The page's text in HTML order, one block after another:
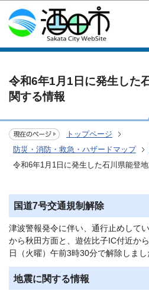
このページの本
令和6年1月1日に発生した
関する情報
トップページ
防災・消防・救急・ハザードマップ
令和6年1月1日に発生した石川県能登
国道7号交通規制解除
津波警報発令に伴い、通行止めして
から秋田方面と、遊佐比子IC付近か
日（火曜）午前3時30分で解除しまし
地震に関する情報